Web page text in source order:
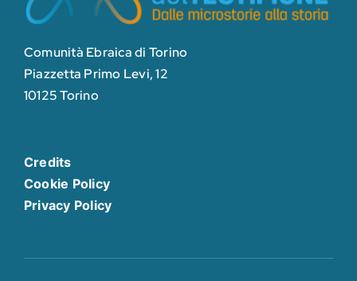
Comunità Ebraica di Torino
Piazzetta Primo Levi, 12
10125 Torino
Credits
Cookie Policy
Privacy Policy